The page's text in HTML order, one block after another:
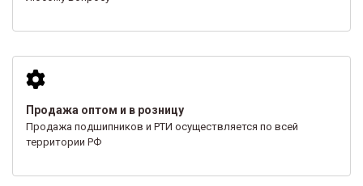
Продажа оптом и в розницу
Продажа подшипников и РТИ осуществляется по всей
территории РФ